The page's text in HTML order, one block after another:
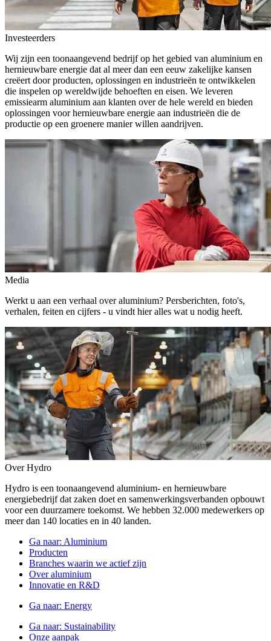
Investeerders
Wij zijn een toonaangevend bedrijf op het gebied van aluminium en
hernieuwbare energie dat al meer dan een eeuw zakelijke kansen
creëert door producten, oplossingen en industrieën te ontwikkelen
die inspelen op wereldwijde behoeften en eisen. We leveren
emissiearm aluminium aan klanten over de hele wereld en bieden
oplossingen voor hernieuwbare energie aan industrieën die de
productie op een groenere manier willen aandrijven.
Media
Werkt u aan een verhaal over aluminium? Persberichten, foto's,
verhalen, feiten en cijfers - u vindt hier alles wat u nodig heeft.
Over Hydro
Hydro is een toonaangevend aluminium- en hernieuwbare
energiebedrijf dat zaken doet en samenwerkingsverbanden opbouwt
voor een duurzamere toekomst. We hebben 32.000 medewerkers op
meer dan 140 locaties en in 40 landen.
Ga naar: Aluminium
Producten
Branches waarin we actief zijn
Over aluminium
Innovatie en R&D
Ga naar: Energy
Ga naar: Sustainability
Onze aanpak